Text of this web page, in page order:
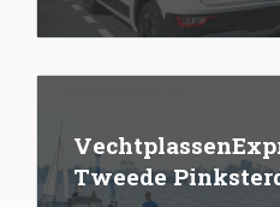
Tweede